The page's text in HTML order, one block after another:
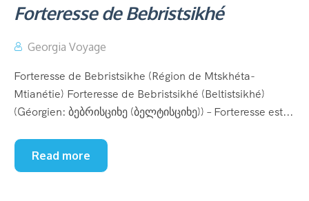
Forteresse de Bebristsikhé
Georgia Voyage
Forteresse de Bebristsikhe (Région de Mtskhéta-
Mtianétie) Forteresse de Bebristsikhé (Beltistsikhé)
(Géorgien: ბებრისციხე (ბელტისციხე)) – Forteresse est...
Read more